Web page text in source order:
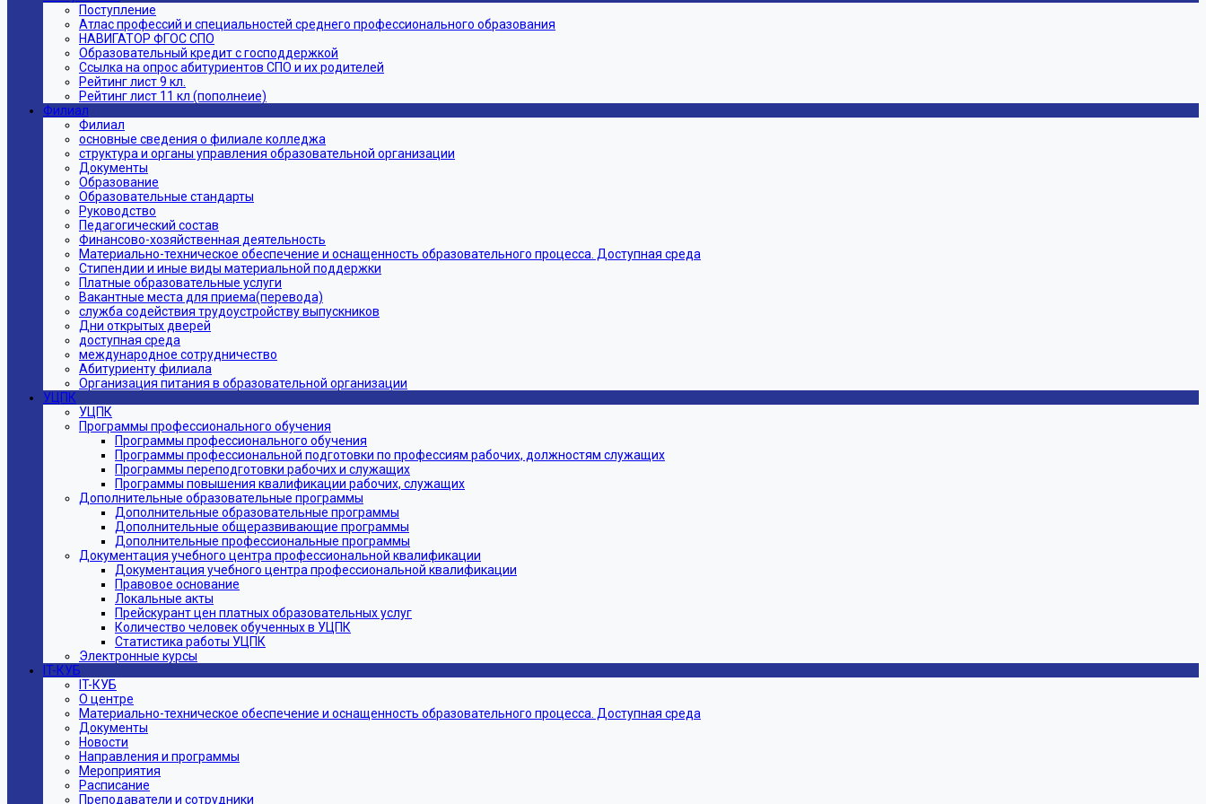
Поступление
Атлас профессий и специальностей среднего профессионального образования
НАВИГАТОР ФГОС СПО
Образовательный кредит с господдержкой
Ссылка на опрос абитуриентов СПО и их родителей
Рейтинг лист 9 кл.
Рейтинг лист 11 кл (пополнеие)
Филиал
Филиал
основные сведения о филиале колледжа
структура и органы управления образовательной организации
Документы
Образование
Образовательные стандарты
Руководство
Педагогический состав
Финансово-хозяйственная деятельность
Материально-техническое обеспечение и оснащенность образовательного процесса. Доступная среда
Стипендии и иные виды материальной поддержки
Платные образовательные услуги
Вакантные места для приема(перевода)
служба содействия трудоустройству выпускников
Дни открытых дверей
доступная среда
международное сотрудничество
Абитуриенту филиала
Организация питания в образовательной организации
УЦПК
УЦПК
Программы профессионального обучения
Программы профессионального обучения
Программы профессиональной подготовки по профессиям рабочих, должностям служащих
Программы переподготовки рабочих и служащих
Программы повышения квалификации рабочих, служащих
Дополнительные образовательные программы
Дополнительные образовательные программы
Дополнительные общеразвивающие программы
Дополнительные профессиональные программы
Документация учебного центра профессиональной квалификации
Документация учебного центра профессиональной квалификации
Правовое основание
Локальные акты
Прейскурант цен платных образовательных услуг
Количество человек обученных в УЦПК
Статистика работы УЦПК
Электронные курсы
IT-КУБ
IT-КУБ
О центре
Материально-техническое обеспечение и оснащенность образовательного процесса. Доступная среда
Документы
Новости
Направления и программы
Мероприятия
Расписание
Преподаватели и сотрудники